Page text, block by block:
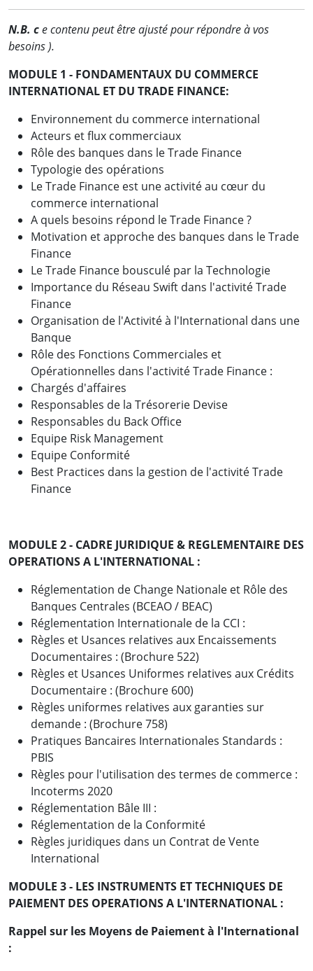
N.B. ce contenu peut être ajusté pour répondre à vos
besoins ).
MODULE 1 - FONDAMENTAUX DU COMMERCE
INTERNATIONAL ET DU TRADE FINANCE:
Environnement du commerce international
Acteurs et flux commerciaux
Rôle des banques dans le Trade Finance
Typologie des opérations
Le Trade Finance est une activité au cœur du
commerce international
A quels besoins répond le Trade Finance ?
Motivation et approche des banques dans le Trade
Finance
Le Trade Finance bousculé par la Technologie
Importance du Réseau Swift dans l'activité Trade
Finance
Organisation de l'Activité à l'International dans une
Banque
Rôle des Fonctions Commerciales et
Opérationnelles dans l'activité Trade Finance :
Chargés d'affaires
Responsables de la Trésorerie Devise
Responsables du Back Office
Equipe Risk Management
Equipe Conformité
Best Practices dans la gestion de l'activité Trade
Finance
MODULE 2 - CADRE JURIDIQUE & REGLEMENTAIRE DES
OPERATIONS A L'INTERNATIONAL :
Réglementation de Change Nationale et Rôle des
Banques Centrales (BCEAO / BEAC)
Réglementation Internationale de la CCI :
Règles et Usances relatives aux Encaissements
Documentaires : (Brochure 522)
Règles et Usances Uniformes relatives aux Crédits
Documentaire : (Brochure 600)
Règles uniformes relatives aux garanties sur
demande : (Brochure 758)
Pratiques Bancaires Internationales Standards :
PBIS
Règles pour l'utilisation des termes de commerce :
Incoterms 2020
Réglementation Bâle III :
Réglementation de la Conformité
Règles juridiques dans un Contrat de Vente
International
MODULE 3 - LES INSTRUMENTS ET TECHNIQUES DE
PAIEMENT DES OPERATIONS A L'INTERNATIONAL :
Rappel sur les Moyens de Paiement à l'International
: